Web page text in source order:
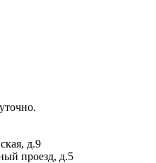
д.9
проезд, д.5